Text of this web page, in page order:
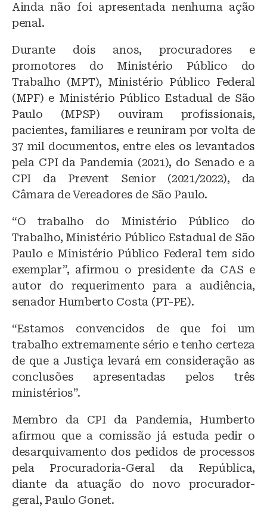
Ainda não foi apresentada nenhuma ação
penal.
Durante dois anos, procuradores e
promotores do Ministério Público do
Trabalho (MPT), Ministério Público Federal
(MPF) e Ministério Público Estadual de São
Paulo (MPSP) ouviram profissionais,
pacientes, familiares e reuniram por volta de
37 mil documentos, entre eles os levantados
pela CPI da Pandemia (2021), do Senado e a
CPI da Prevent Senior (2021/2022), da
Câmara de Vereadores de São Paulo.
“O trabalho do Ministério Público do
Trabalho, Ministério Público Estadual de São
Paulo e Ministério Público Federal tem sido
exemplar”, afirmou o presidente da CAS e
autor do requerimento para a audiência,
senador Humberto Costa (PT-PE).
“Estamos convencidos de que foi um
trabalho extremamente sério e tenho certeza
de que a Justiça levará em consideração as
conclusões apresentadas pelos três
ministérios”.
Membro da CPI da Pandemia, Humberto
afirmou que a comissão já estuda pedir o
desarquivamento dos pedidos de processos
pela Procuradoria-Geral da República,
diante da atuação do novo procurador-
geral, Paulo Gonet.